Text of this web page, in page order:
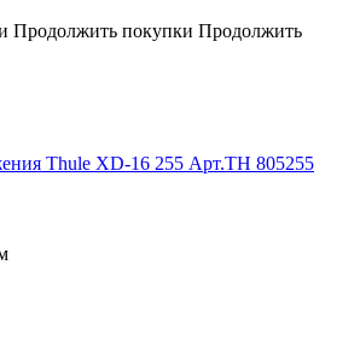
Продолжить покупки Продолжить
Thule XD-16 255 Арт.TH 805255